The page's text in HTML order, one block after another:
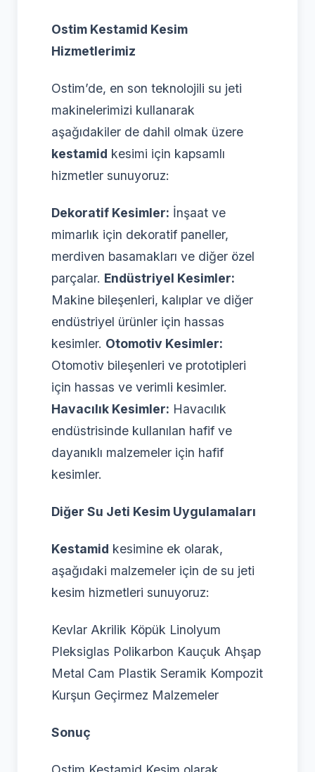
Ostim Kestamid Kesim
Hizmetlerimiz
Ostim’de, en son teknolojili su jeti
makinelerimizi kullanarak
aşağıdakiler de dahil olmak üzere
kestamid kesimi için kapsamlı
hizmetler sunuyoruz:
Dekoratif Kesimler: İnşaat ve
mimarlık için dekoratif paneller,
merdiven basamakları ve diğer özel
parçalar. Endüstriyel Kesimler:
Makine bileşenleri, kalıplar ve diğer
endüstriyel ürünler için hassas
kesimler. Otomotiv Kesimler:
Otomotiv bileşenleri ve prototipleri
için hassas ve verimli kesimler.
Havacılık Kesimler: Havacılık
endüstrisinde kullanılan hafif ve
dayanıklı malzemeler için hafif
kesimler.
Diğer Su Jeti Kesim Uygulamaları
Kestamid kesimine ek olarak,
aşağıdaki malzemeler için de su jeti
kesim hizmetleri sunuyoruz:
Kevlar Akrilik Köpük Linolyum
Pleksiglas Polikarbon Kauçuk Ahşap
Metal Cam Plastik Seramik Kompozit
Kurşun Geçirmez Malzemeler
Sonuç